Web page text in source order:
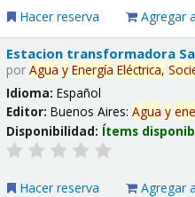
Hacer reserva Agregar
Estacion transformadora
porAgua y Energía Eléctrica,
Idioma:Español
Editor:Buenos Aires:Agua y
Disponibilidad: Ítems
Hacer reserva Agregar